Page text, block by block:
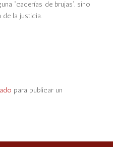
“cacerías de brujas”, sino
de la justicia.
para publicar un